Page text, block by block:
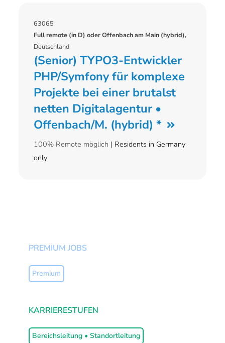
63065
Full remote (in D) oder Offenbach am Main (hybrid),
Deutschland
(Senior) TYPO3-Entwickler
PHP/Symfony für komplexe
Projekte bei einer brutalst
netten Digitalagentur •
Offenbach/M. (hybrid) *
100% Remote möglich | Residents in Germany
only
PREMIUM JOBS
Premium
Premium
KARRIERESTUFEN
Karrierestufe
Bereichsleitung • Standortleitung